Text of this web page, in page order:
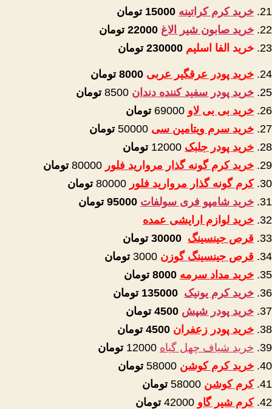
خرید کرم کراتینه
خرید صابون شیر الاغ
خرید الفا اسلیم 230000 تومان
خرید پودر عرقگیر عربی 8000 تومان
خرید پودر سفید کننده دندان
تومان
خرید بی بی لاو
تومان
خرید سرم ویتامین سی
تومان
خرید پودر جلبک
تومان
خرید کرم گونه گذار مروارید فلور
تومان
کرم گونه گذار مروارید فلور
تومان
خرید شامپو فری سولفات
تومان
خرید لوازم ارایشی عمده
قرص جینسینگ 30000 تومان
قرص جینسینگ گوزن
تومان
خرید مداد سرمه 8000 تومان
خرید کرم یونیک
تومان
خرید پودر شپش
تومان
خرید پودر زعفران 4500 تومان
خرید شیاف چهل گیاه
تومان
خرید کرم کوشن
تومان
کرم کوشن
تومان
کرم شیر گاو
تومان